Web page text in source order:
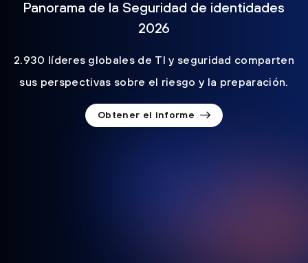
Panorama de la Seguridad de identidades
2026
2.930 líderes globales de TI y seguridad comparten
sus perspectivas sobre el riesgo y la preparación.
Obtener el informe